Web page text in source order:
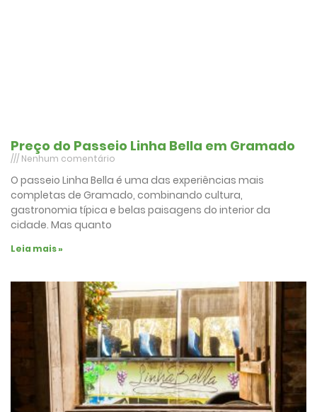
Preço do Passeio Linha Bella em Gramado
Nenhum comentário
O passeio Linha Bella é uma das experiências mais
completas de Gramado, combinando cultura,
gastronomia típica e belas paisagens do interior da
cidade. Mas quanto
Leia mais »